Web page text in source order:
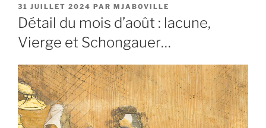
PUBLIÉ
LE
31 JUILLET 2024 PAR MJABOVILLE
Détail du mois d’août : lacune,
Vierge et Schongauer…